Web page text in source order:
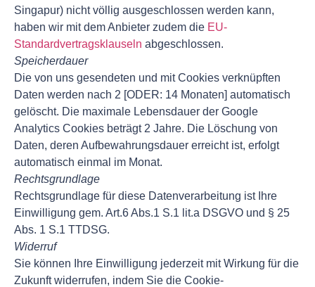
Singapur) nicht völlig ausgeschlossen werden kann,
haben wir mit dem Anbieter zudem die EU-
Standardvertragsklauseln abgeschlossen.
Speicherdauer
Die von uns gesendeten und mit Cookies verknüpften
Daten werden nach 2 [ODER: 14 Monaten] automatisch
gelöscht. Die maximale Lebensdauer der Google
Analytics Cookies beträgt 2 Jahre. Die Löschung von
Daten, deren Aufbewahrungsdauer erreicht ist, erfolgt
automatisch einmal im Monat.
Rechtsgrundlage
Rechtsgrundlage für diese Datenverarbeitung ist Ihre
Einwilligung gem. Art.6 Abs.1 S.1 lit.a DSGVO und § 25
Abs. 1 S.1 TTDSG.
Widerruf
Sie können Ihre Einwilligung jederzeit mit Wirkung für die
Zukunft widerrufen, indem Sie die Cookie-